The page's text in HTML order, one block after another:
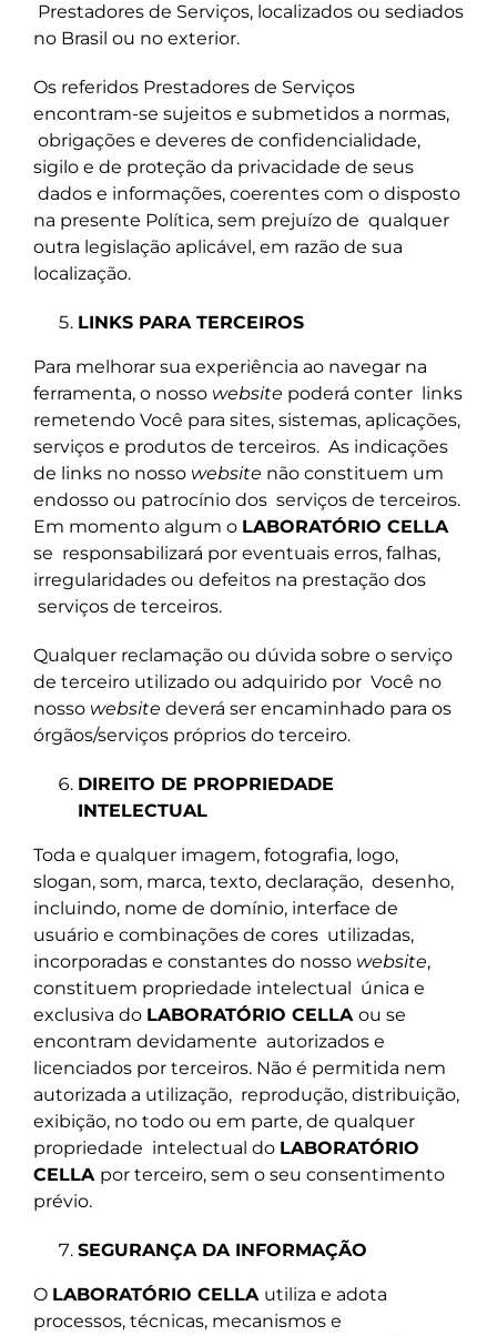
Prestadores de Serviços, localizados ou sediados
no Brasil ou no exterior.
Os referidos Prestadores de Serviços
encontram-se sujeitos e submetidos a normas,
obrigações e deveres de confidencialidade,
sigilo e de proteção da privacidade de seus
dados e informações, coerentes com o disposto
na presente Política, sem prejuízo de qualquer
outra legislação aplicável, em razão de sua
localização.
LINKS PARA TERCEIROS
Para melhorar sua experiência ao navegar na
ferramenta, o nosso website poderá conter links
remetendo Você para sites, sistemas, aplicações,
serviços e produtos de terceiros. As indicações
de links no nosso website não constituem um
endosso ou patrocínio dos serviços de terceiros.
Em momento algum o LABORATÓRIO CELLA
se responsabilizará por eventuais erros, falhas,
irregularidades ou defeitos na prestação dos
serviços de terceiros.
Qualquer reclamação ou dúvida sobre o serviço
de terceiro utilizado ou adquirido por Você no
nosso website deverá ser encaminhado para os
órgãos/serviços próprios do terceiro.
DIREITO DE PROPRIEDADE
INTELECTUAL
Toda e qualquer imagem, fotografia, logo,
slogan, som, marca, texto, declaração, desenho,
incluindo, nome de domínio, interface de
usuário e combinações de cores utilizadas,
incorporadas e constantes do nosso website,
constituem propriedade intelectual única e
exclusiva do LABORATÓRIO CELLA ou se
encontram devidamente autorizados e
licenciados por terceiros. Não é permitida nem
autorizada a utilização, reprodução, distribuição,
exibição, no todo ou em parte, de qualquer
propriedade intelectual do LABORATÓRIO
CELLA por terceiro, sem o seu consentimento
prévio.
SEGURANÇA DA INFORMAÇÃO
O LABORATÓRIO CELLA utiliza e adota
processos, técnicas, mecanismos e